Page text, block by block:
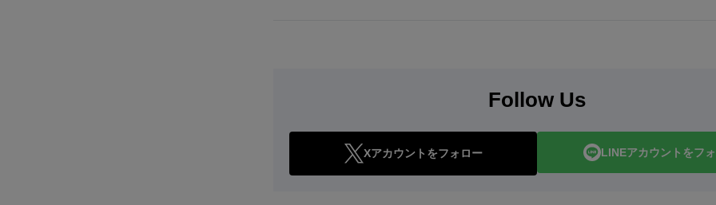
Follow Us
Xアカウントをフォロー LINEアカウントをフ